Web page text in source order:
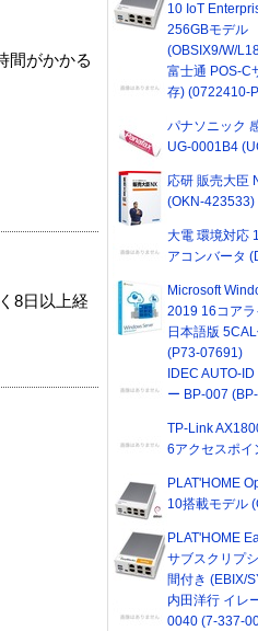
間がかかる
8日以上経
10 IoT
256GBモデル
(OBSIX9/W/
富士通 POS-C
存) (0722410-
パナソニック
UG-0001B4
応研 販売大臣
(OKN-423533)
大電 環境対応
アコンバータ
Microsoft
2019 16コア
日本語版
(P73-07691)
IDEC AUTO-
ー BP-007
TP-Link
6アクセスポイ
PLAT'HOME
10搭載モデル
PLAT'HOME
サブスクリプ
間付き (EBIX/
内田洋行 イレ
0040 (7-337-